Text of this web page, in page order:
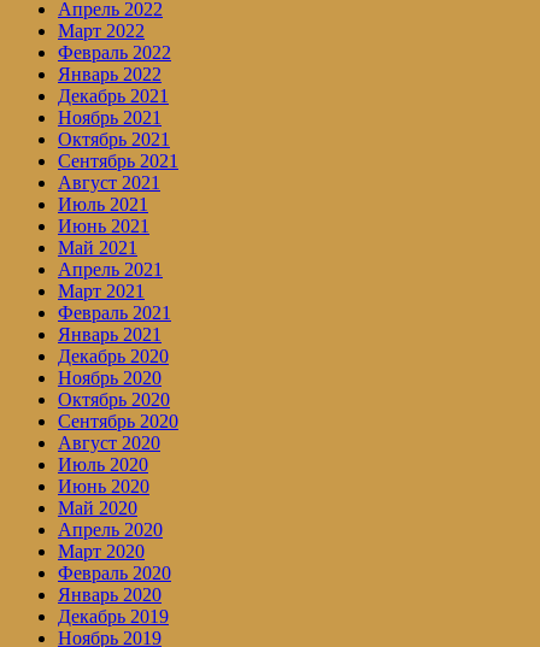
Апрель 2022
Март 2022
Февраль 2022
Январь 2022
Декабрь 2021
Ноябрь 2021
Октябрь 2021
Сентябрь 2021
Август 2021
Июль 2021
Июнь 2021
Май 2021
Апрель 2021
Март 2021
Февраль 2021
Январь 2021
Декабрь 2020
Ноябрь 2020
Октябрь 2020
Сентябрь 2020
Август 2020
Июль 2020
Июнь 2020
Май 2020
Апрель 2020
Март 2020
Февраль 2020
Январь 2020
Декабрь 2019
Ноябрь 2019